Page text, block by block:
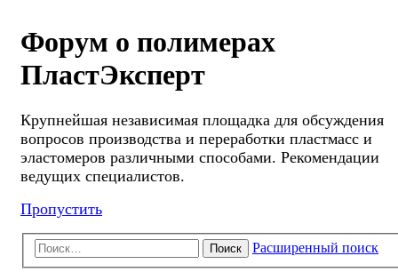
Форум о полимерах
ПластЭксперт
Крупнейшая независимая площадка для обсуждения
вопросов производства и переработки пластмасс и
эластомеров различными способами. Рекомендации
ведущих специалистов.
Пропустить
Поиск Расширенный поиск